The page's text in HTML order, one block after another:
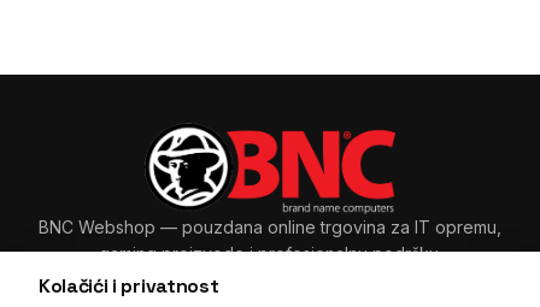
Kolačići i privatnost
BNC Webshop — pouzdana online trgovina za IT opremu,
gaming proizvode i profesionalnu podršku.